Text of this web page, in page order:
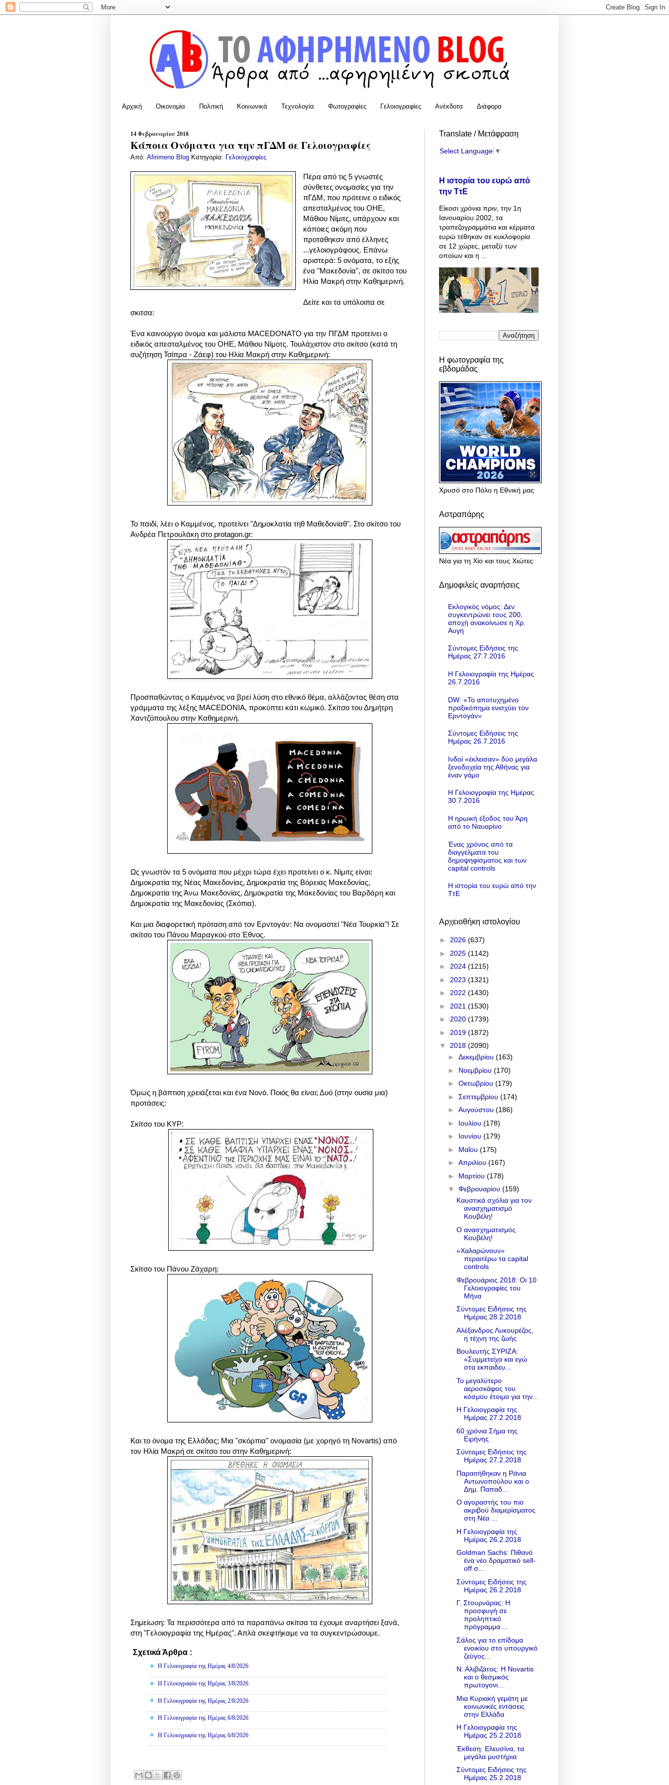
Αρχική Οικονομία Πολιτική Κοινωνικά Τεχνολογία Φωτογραφίες Γελοιογραφίες Ανέκδοτα Διάφορα
14 Φεβρουαρίου 2018
Κάποια Ονόματα για την πΓΔΜ σε Γελοιογραφίες
Από: Afirimeno Blog Κατηγορία: Γελοιογραφίες
Πέρα από τις 5 γνωστές
σύνθετες ονομασίεςγια την
πΓΔΜ,που πρότεινε ο ειδικός
απεσταλμένος του ΟΗΕ,
Μάθιου Νίμιτς, υπάρχουν και
κάποιες ακόμη που
προτάθηκαν από έλληνες
...γελοιογράφους. Επάνω
αριστερά:5 ονόματα, το εξής
ένα "Μακεδονία", σε σκίτσο του
Ηλία Μακρή στην Καθημερινή.
Δείτε και τα υπόλοιπα σε
σκιτσα:
Ένα καινούργιο όνομα και μάλιστα MACEDONATO για την ΠΓΔΜ προτείνει ο
ειδικός απεσταλμένος του ΟΗΕ, Μάθιου Νίμοτς. Τουλάχιστον στο σκίτσο (κατά τη
συζήτηση Τσίπρα - Ζάεφ) του Ηλία Μακρή στην Καθημερινή:
Το παιδί, λέει ο Καμμένος, προτείνει "Δημοκλατία τηθ Μαθεδονίαθ". Στο σκίτσο του
Ανδρέα Πετρουλάκη στο protagon.gr:
Προσπαθώντας ο Καμμένος να βρεί λύση στο εθνικό θέμα, αλλάζοντας θέση στα
γράμματα της λέξης MACEDONIA, προκύπτει κάτι κωμικό. Σκίτσο του Δημήτρη
Χαντζόπουλου στην Καθημερινή.
Ως γνωστόν τα 5 ονόματα που μέχρι τώρα έχει προτείνει ο κ. Νίμιτς είναι:
Δημοκρατία της Νέας Μακεδονίας, Δημοκρατία της Βόρειας Μακεδονίας,
Δημοκρατία της Άνω Μακεδονίας, Δημοκρατία της Μακεδονίας του Βαρδάρη και
Δημοκρατία της Μακεδονίας (Σκόπια).
Και μια διαφορετική πρόταση από τον Ερντογάν: Να ονομαστεί "Νέα Τουρκία"! Σε
σκίτσο του Πάνου Μαραγκού στο Έθνος.
Όμως η βάπτιση χρειάζεται και ένα Νονό. Ποιός θα είναι; Δυό (στην ουσία μια)
προτάσεις:
Σκίτσο του ΚΥΡ:
Σκίτσο του Πάνου Ζάχαρη:
Και το όνομα της Ελλάδας; Μια "σκόρπια" ονομασία (με χορηγό τη Novartis) από
τον Ηλία Μακρή σε σκίτσο του στην Καθημερινή:
Σημείωση: Τα περισσότερα από τα παραπάνω σκίτσα τα έχουμε αναρτήσει ξανά,
στη "Γελοιογραφία της Ημέρας". Απλά σκεφτήκαμε να τα συγκεντρώσουμε.
Σχετικά Άρθρα :
Η Γελοιογραφία της Ημέρας 4/8/2026
Η Γελοιογραφία της Ημέρας 3/8/2026
Η Γελοιογραφία της Ημέρας 2/8/2026
Η Γελοιογραφία της Ημέρας 6/8/2026
Η Γελοιογραφία της Ημέρας 6/8/2026
Translate / Μετάφραση
Select Language ▼
Η ιστορία του ευρώ από
την ΤτΕ
Είκοσι χρόνια πριν, την 1η
Ιανουαρίου 2002, τα
τραπεζογραμμάτια και κέρματα
ευρώ τέθηκαν σε κυκλοφορία
σε 12 χώρες, μεταξύ των
οποίων και η ...
Η φωτογραφία της
εβδομάδας
Χρυσό στο Πόλο η Εθνική μας
Αστραπάρης
Νέα για τη Χίο και τους Χιώτες
Δημοφιλείς αναρτήσεις
Εκλογικός νόμος: Δεν
συγκεντρώνει τους 200,
αποχή ανακοίνωσε η Χρ.
Αυγή
Σύντομες Ειδήσεις της
Ημέρας 27.7.2016
Η Γελοιογραφία της Ημέρας
26.7.2016
DW: «To αποτυχημένο
πραξικόπημα ενισχύει τον
Ερντογάν»
Σύντομες Ειδήσεις της
Ημέρας 26.7.2016
Ινδοί «έκλεισαν» δύο μεγάλα
ξενοδοχεία της Αθήνας για
έναν γάμο
Η Γελοιογραφία της Ημέρας
30.7.2016
Η ηρωική έξοδος του Άρη
από το Ναυαρίνο
Ένας χρόνος από τα
διαγγέλματα του
δημοψηφίσματος και των
capital controls
Η ιστορία του ευρώ από την
ΤτΕ
Αρχειοθήκη ιστολογίου
► 2026 (637)
► 2025 (1142)
► 2024 (1215)
► 2023 (1321)
► 2022 (1430)
► 2021 (1530)
► 2020 (1739)
► 2019 (1872)
▼ 2018 (2090)
► Δεκεμβρίου (163)
► Νοεμβρίου (170)
► Οκτωβρίου (179)
► Σεπτεμβρίου (174)
► Αυγούστου (186)
► Ιουλίου (178)
► Ιουνίου (179)
► Μαΐου (175)
► Απριλίου (167)
► Μαρτίου (178)
▼ Φεβρουαρίου (159)
Καυστικά σχόλια για τον
ανασχηματισμό
Κουβέλη!
Ο ανασχηματισμός
Κουβέλη!
«Χαλαρώνουν»
περαιτέρω τα capital
controls
Φεβρουάριος 2018: Οι 10
Γελοιογραφίες του
Μήνα
Σύντομες Ειδήσεις της
Ημέρας 28.2.2018
Αλέξανδρος Λυκουρέζος,
η τέχνη της ζωής
Βουλευτής ΣΥΡΙΖΑ:
«Συμμετείχα και εγώ
στα εκπαιδευ...
Το μεγαλύτερο
αεροσκάφος του
κόσμου έτοιμο για την...
Η Γελοιογραφία της
Ημέρας 27.2.2018
60 χρόνια Σήμα της
Ειρήνης
Σύντομες Ειδήσεις της
Ημέρας 27.2.2018
Παραιτήθηκαν η Ράνια
Αντωνοπούλου και ο
Δημ. Παπαδ...
Ο αγοραστής του πιο
ακριβού διαμερίσματος
στη Νέα ...
Η Γελοιογραφία της
Ημέρας 26.2.2018
Goldman Sachs: Πιθανό
ένα νέο δραματικό sell-
off σ...
Σύντομες Ειδήσεις της
Ημέρας 26.2.2018
Γ. Στουρνάρας: Η
προσφυγή σε
προληπτικό
πρόγραμμα ...
Σάλος για το επίδομα
ενοικίου στο υπουργικό
ζεύγος...
Ν. Αλιβιζάτος: H Novartis
και ο θεσμικός
πρωτογονι...
Μια Κυριακή γεμάτη με
κοινωνικές εντάσεις
στην Ελλάδα
Η Γελοιογραφία της
Ημέρας 25.2.2018
Έκθεση: Ελευσίνα, τα
μεγάλα μυστήρια
Σύντομες Ειδήσεις της
Ημέρας 25.2.2018